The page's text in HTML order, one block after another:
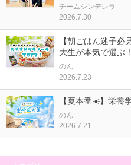
チームシンデレラ
2026.7.30
【朝ごはん迷子
大生が本気で選ぶ
のん
2026.7.23
【夏本番☀️】栄養
のん
2026.7.21